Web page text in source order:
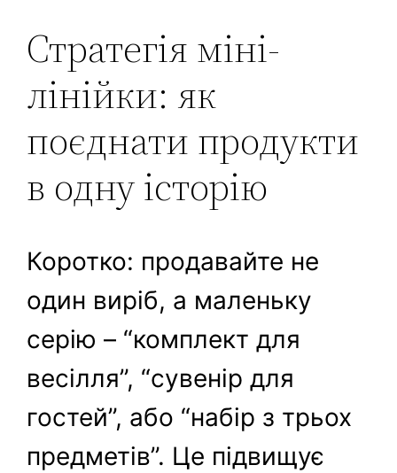
Стратегія міні-
лінійки: як
поєднати продукти
в одну історію
Коротко: продавайте не
один виріб, а маленьку
серію – “комплект для
весілля”, “сувенір для
гостей”, або “набір з трьох
предметів”. Це підвищує